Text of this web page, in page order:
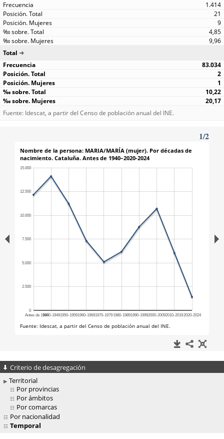
1.414
21
9
4,85
9,96
Total
83.034
2
1
10,22
20,17
Fuente: Idescat, a partir del Censo de población anual del INE.
Criterio de desagregación
Territorial
Por provincias
Por ámbitos
Por comarcas
Por nacionalidad
Temporal